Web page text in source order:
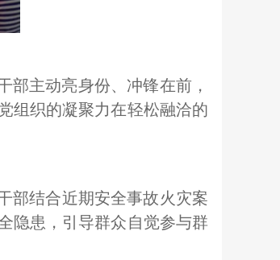
部主动亮身份、冲锋在前，
组织的凝聚力在轻松融洽的
部结合近期安全事故火灾案
隐患，引导群众自觉参与群